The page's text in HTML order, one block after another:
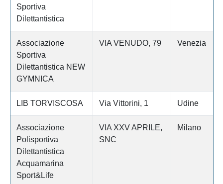
Sportiva
Dilettantistica
Associazione
Sportiva
Dilettantistica NEW
GYMNICA
VIA VENUDO, 79 Venezia
LIB TORVISCOSA Via Vittorini, 1 Udine
Associazione
Polisportiva
Dilettantistica
Acquamarina
Sport&Life
VIA XXV APRILE,
SNC
Milano